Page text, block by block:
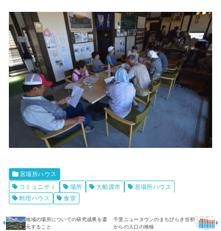
居場所ハウス
コミュニティ
場所 大船渡市
居場所ハウス
料理ハウス
食堂
地域の場所についての研究成果を還
元すること
千里ニュータウンのまちびらき当初
からの人口の推移